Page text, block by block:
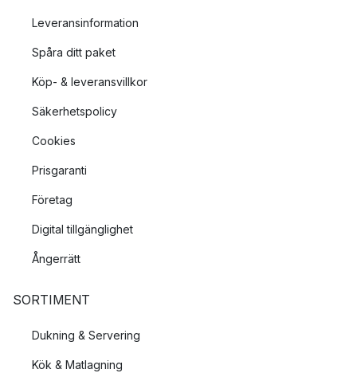
Leveransinformation
Spåra ditt paket
Köp- & leveransvillkor
Säkerhetspolicy
Cookies
Prisgaranti
Företag
Digital tillgänglighet
Ångerrätt
SORTIMENT
Dukning & Servering
Kök & Matlagning